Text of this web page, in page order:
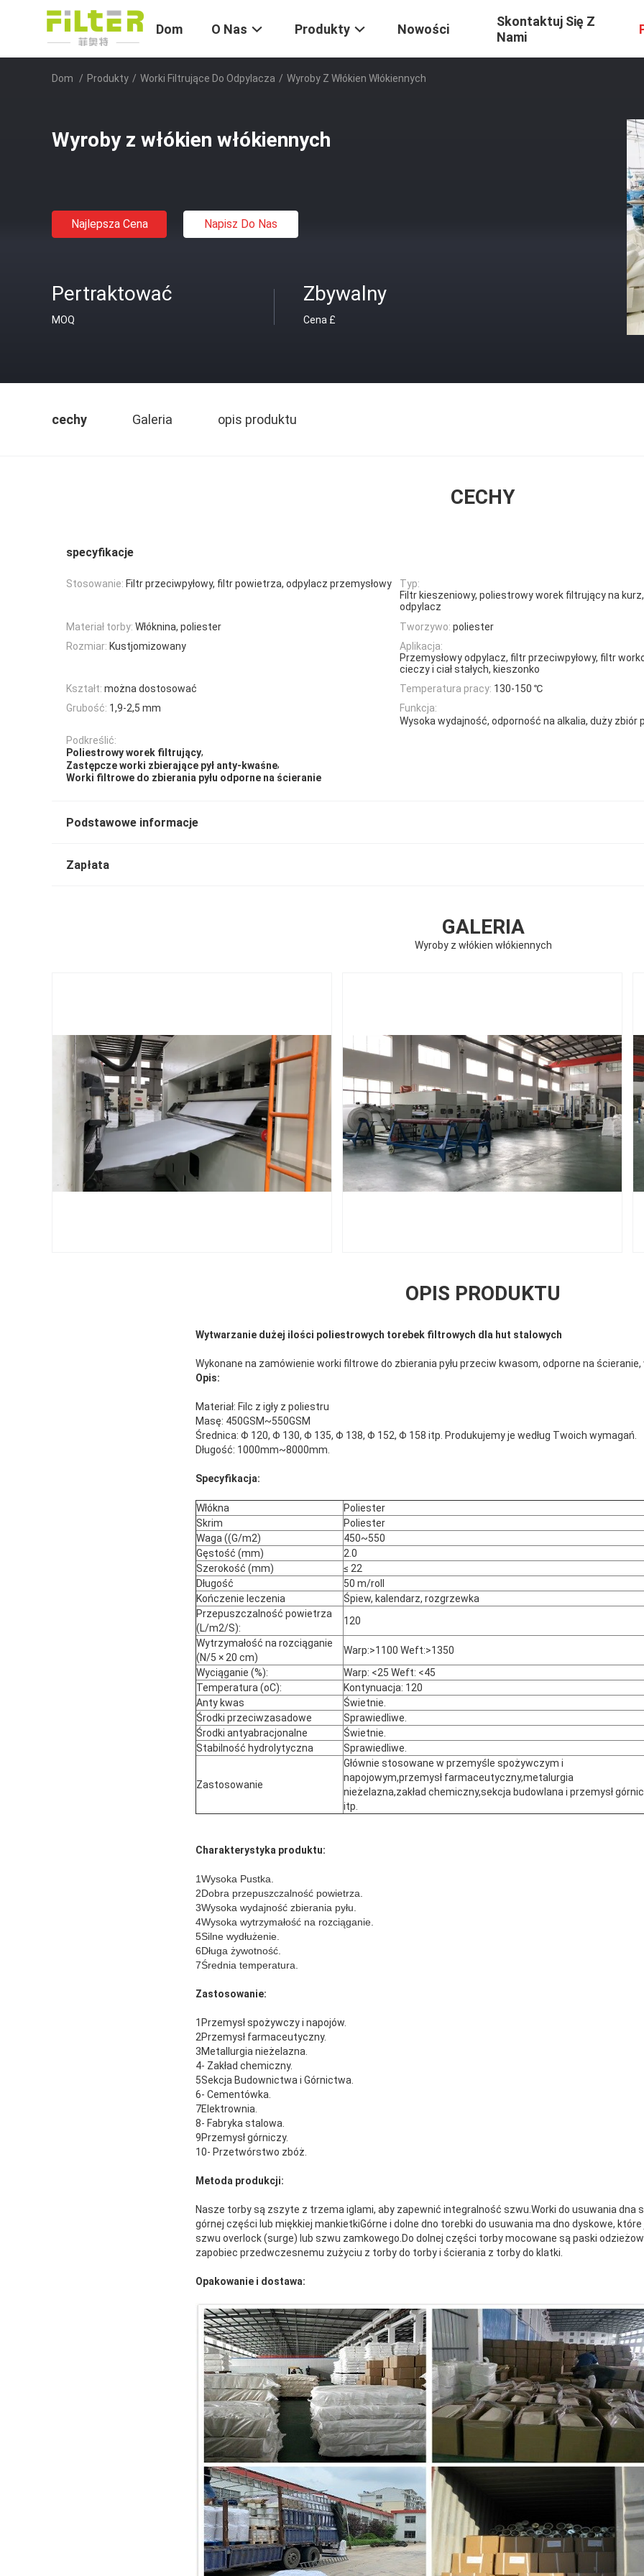
Dom O Nas Produkty Nowości
Skontaktuj Się Z
Nami
Dom / Produkty / Worki Filtrujące Do Odpylacza / Wyroby Z Włókien Włókiennych
Wyroby z włókien włókiennych
Najlepsza Cena Napisz Do Nas
Pertraktować
MOQ
Zbywalny
Cena £
cechy Galeria opis produktu
CECHY
specyfikacje
Stosowanie: Filtr przeciwpyłowy, filtr powietrza, odpylacz przemysłowy
Typ:
Filtr kieszeniowy, poliestrowy worek filtrujący na
odpylacz
Materiał torby: Włóknina, poliester Tworzywo: poliester
Rozmiar: Kustjomizowany
Aplikacja:
Przemysłowy odpylacz, filtr przeciwpyłowy, filtr
cieczy i ciał stałych, kieszonko
Kształt: można dostosować Temperatura pracy: 130-150 ℃
Grubość: 1,9-2,5 mm
Funkcja:
Wysoka wydajność, odporność na alkalia, duży zbiór
Podkreślić:
Poliestrowy worek filtrujący,
Zastępcze worki zbierające pył anty-kwaśne,
Worki filtrowe do zbierania pyłu odporne na ścieranie
Podstawowe informacje
Zapłata
GALERIA
Wyroby z włókien włókiennych
OPIS PRODUKTU
Wytwarzanie dużej ilości poliestrowych torebek filtrowych dla hut stalowych
Wykonane na zamówienie worki filtrowe do zbierania pyłu przeciw kwasom, odporne na
Opis:
Materiał: Filc z igły z poliestru
Masę: 450GSM~550GSM
Średnica: Φ 120, Φ 130, Φ 135, Φ 138, Φ 152, Φ 158 itp. Produkujemy je według Twoich wymagań.
Długość: 1000mm~8000mm.
Specyfikacja:
Włókna
Poliester
Skrim
Poliester
Waga ((G/m2)
450~550
Gęstość (mm)
2.0
Szerokość (mm)
≤ 22
Długość
50 m/roll
Kończenie leczenia
Śpiew, kalendarz, rozgrzewka
Przepuszczalność powietrza
(L/m2/S):
120
Wytrzymałość na rozciąganie
(N/5 × 20 cm)
Warp:>1100 Weft:>1350
Wyciąganie (%):
Warp: <25 Weft: <45
Temperatura (oC):
Kontynuacja: 120
Anty kwas
Świetnie.
Środki przeciwzasadowe
Sprawiedliwe.
Środki antyabracjonalne
Świetnie.
Stabilność hydrolytyczna
Sprawiedliwe.
Zastosowanie
Głównie stosowane w przemyśle spożywczym i
napojowym,przemysł farmaceutyczny,metalurgia
nieżelazna,zakład chemiczny,sekcja budowlana i przemysł
itp.
Charakterystyka produktu:
1Wysoka Pustka.
2Dobra przepuszczalność powietrza.
3Wysoka wydajność zbierania pyłu.
4Wysoka wytrzymałość na rozciąganie.
5Silne wydłużenie.
6Długa żywotność.
7Średnia temperatura.
Zastosowanie:
1Przemysł spożywczy i napojów.
2Przemysł farmaceutyczny.
3Metallurgia nieżelazna.
4- Zakład chemiczny.
5Sekcja Budownictwa i Górnictwa.
6- Cementówka.
7Elektrownia.
8- Fabryka stalowa.
9Przemysł górniczy.
10- Przetwórstwo zbóż.
Metoda produkcji:
Nasze torby są zszyte z trzema iglami, aby zapewnić integralność szwu.Worki do usuwania dna
górnej części lub miękkiej mankietkiGórne i dolne dno torebki do usuwania ma dno dyskowe,
szwu overlock (surge) lub szwu zamkowego.Do dolnej części torby mocowane są paski
zapobiec przedwczesnemu zużyciu z torby do torby i ścierania z torby do klatki.
Opakowanie i dostawa: